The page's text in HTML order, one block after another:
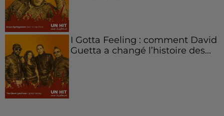
I Gotta Feeling : comment David
Guetta a changé l’histoire des...